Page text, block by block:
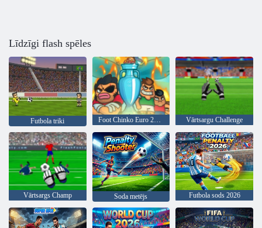
Līdzīgi flash spēles
Futbola triki Foot Chinko Euro 2016 Vārtsargu Challenge
Vārtsargs Champ Soda metējs Futbola sods 2026